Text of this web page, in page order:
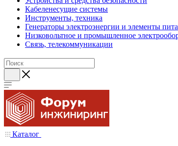
Кабеленесущие системы
Инструменты, техника
Генераторы электроэнергии и элементы
Низковольтное и промышленное
Связь, телекоммуникации
Каталог